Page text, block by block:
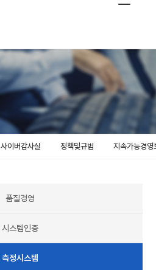
사이버감사실 정책및규범 지속가능경영
품질경영
시스템인증
측정시스템